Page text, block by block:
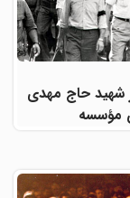
شهید حاج مهدی